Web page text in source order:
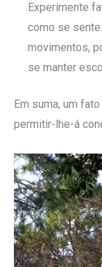
Experimente
como se
movimentos,
se manter
Em suma, um
permitir-lhe-á